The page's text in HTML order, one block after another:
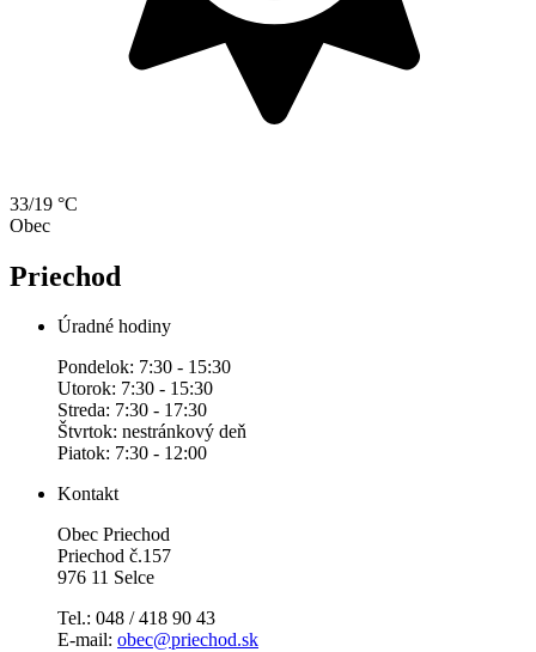
33/19 °C
Obec
Priechod
Úradné hodiny
Pondelok: 7:30 - 15:30
Utorok: 7:30 - 15:30
Streda: 7:30 - 17:30
Štvrtok: nestránkový deň
Piatok: 7:30 - 12:00
Kontakt
Obec Priechod
Priechod č.157
976 11 Selce
Tel.: 048 / 418 90 43
E-mail: obec@priechod.sk